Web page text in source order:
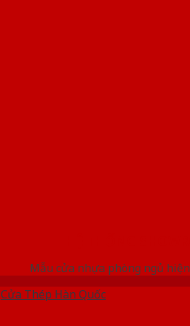
Mẫu cửa nhựa phòng ngủ
Cửa Thép Hàn Quốc